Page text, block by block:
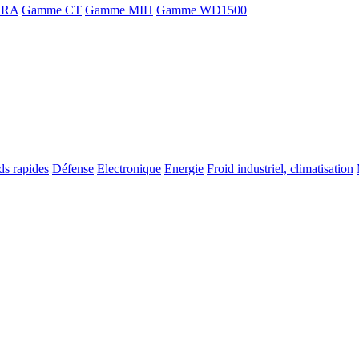
Gamme CT Gamme MIH Gamme WD1500
rapides Défense Electronique Energie Froid industriel, climatisation